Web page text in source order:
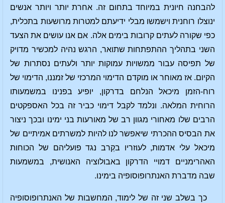
להבחנה חיונית במיוחד בתחום זה. אחרת יותר ויותר אנשים
ינוצלו רוחנית וישמשו מבלי ידיעתם למטרות מרושעות בתכלית,
כפי שקורה לעתים קרובות בימים אלה. אם אנו עושים את הצעד
השני בתהליך ההתפתחות שתואר, הרגש נהיה למכשיר מדויק
של תפיסה עבור ממשויות עמוקות יותר ולעתים נסתרות של
הקיום. אז מאוחר או מוקדם הדימוי המרכזי של זמננו, הדימוי של
רוח-הזמן מיכאל הנלחם בדרקון, יופיע בפנינו במשמעותו
הרוחית המלאה. ונלמד לקבל דימוי כביר זה בכל האספקטים
הרבים שלו מאחורי מגוון רב של מאורעות בני ימינו ובכך ניצור
את הבסיס ההכרתי שיאפשר לנו להיות למשרתים אמיתיים של
מיכאל עלי אדמות, לעוזריו בקְרב נגד פועליהם של הכוחות
האהרימניים דמויי הדרקון באבולוציה האנושית, במשמעות
שבה מדברת האנתרופוסופיה בימינו.
כך בשלב שני זה של לימוד, המחשבות של האנתרופוסופיה